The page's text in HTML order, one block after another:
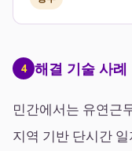
4 해결 기술 사례
민간에서는 유연근
지역 기반 단시간